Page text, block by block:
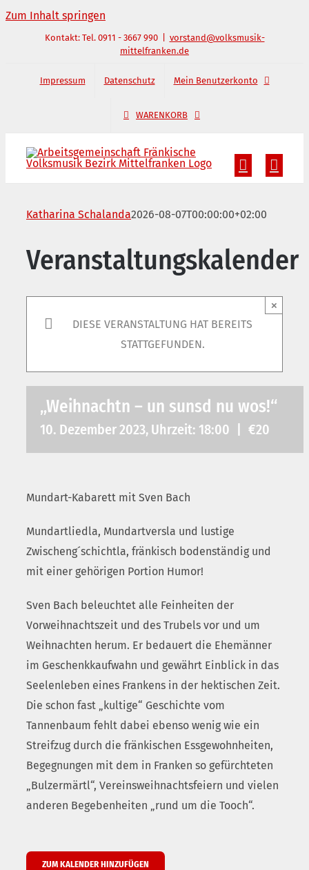
Zum Inhalt springen
Kontakt: Tel. 0911 - 3667 990
vorstand@volksmusik-
mittelfranken.de
Impressum Datenschutz Mein Benutzerkonto
WARENKORB
Katharina Schalanda2026-08-07T00:00:00+02:00
Veranstaltungskalender
DIESE VERANSTALTUNG HAT BEREITS
STATTGEFUNDEN.
×
„Weihnachtn – un sunsd nu wos!“
10. Dezember 2023, Uhrzeit: 18:00 €20
Mundart-Kabarett mit Sven Bach
Mundartliedla, Mundartversla und lustige
Zwischeng´schichtla, fränkisch bodenständig und
mit einer gehörigen Portion Humor!
Sven Bach beleuchtet alle Feinheiten der
Vorweihnachtszeit und des Trubels vor und um
Weihnachten herum. Er bedauert die Ehemänner
im Geschenkkaufwahn und gewährt Einblick in das
Seelenleben eines Frankens in der hektischen Zeit.
Die schon fast „kultige“ Geschichte vom
Tannenbaum fehlt dabei ebenso wenig wie ein
Streifzug durch die fränkischen Essgewohnheiten,
Begegnungen mit dem in Franken so gefürchteten
„Bulzermärtl“, Vereinsweihnachtsfeiern und vielen
anderen Begebenheiten „rund um die Tooch“.
ZUM KALENDER HINZUFÜGEN